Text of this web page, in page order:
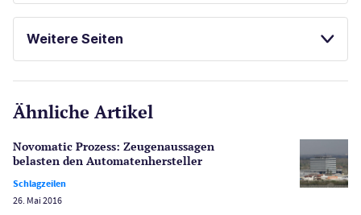
Gesetzgebung
Lotterie
Poker
Weitere Seiten
CasinoOnline.de
Ähnliche Artikel
Novomatic Prozess: Zeugenaussagen
belasten den Automatenhersteller
Schlagzeilen
26. Mai 2016